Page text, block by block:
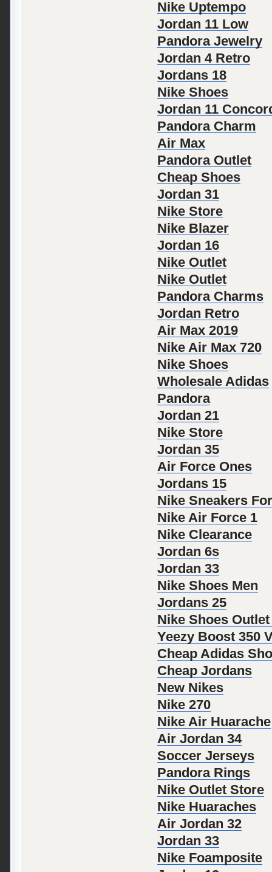
Nike Uptempo
Jordan 11 Low
Pandora Jewelry
Jordan 4 Retro
Jordans 18
Nike Shoes
Jordan 11
Pandora Charm
Air Max
Pandora Outlet
Cheap Shoes
Jordan 31
Nike Store
Nike Blazer
Jordan 16
Nike Outlet
Nike Outlet
Pandora Charms
Jordan Retro
Air Max 2019
Nike Air Max 720
Nike Shoes
Wholesale Adidas
Pandora
Jordan 21
Nike Store
Jordan 35
Air Force Ones
Jordans 15
Nike Sneakers
Nike Air Force 1
Nike Clearance
Jordan 6s
Jordan 33
Nike Shoes Men
Jordans 25
Nike Shoes
Yeezy Boost 350
Cheap Adidas
Cheap Jordans
New Nikes
Nike 270
Nike Air Huarache
Air Jordan 34
Soccer Jerseys
Pandora Rings
Nike Outlet Store
Nike Huaraches
Air Jordan 32
Jordan 33
Nike Foamposite